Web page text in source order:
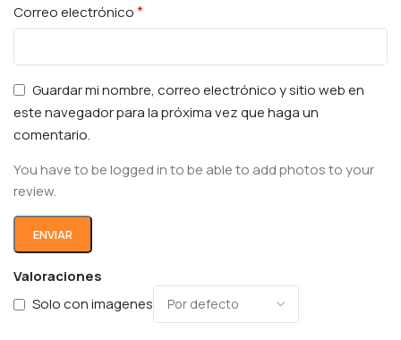
Valoraciones
Solo con imagenes
Correo electrónico*
Guardar mi nombre, correo electrónico y sitio web en
este navegador para la próxima vez que haga un
comentario.
You have to be logged in to be able to add photos to your
review.